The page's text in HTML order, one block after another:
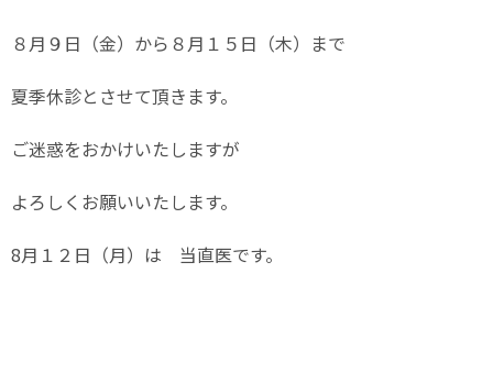
８月９日（金）から８月１５日（木）まで
夏季休診とさせて頂きます。
ご迷惑をおかけいたしますが
よろしくお願いいたします。
8月１２日（月）は 当直医です。